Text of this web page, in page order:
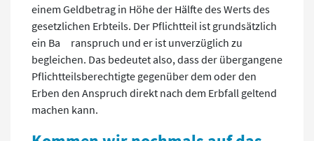
einem Geldbetrag in Höhe der Hälfte des Werts des
gesetzlichen Erbteils. Der Pflichtteil ist grundsätzlich
ein Ba ranspruch und er ist unverzüglich zu
begleichen. Das bedeutet also, dass der übergangene
Pflichtteilsberechtigte gegenüber dem oder den
Erben den Anspruch direkt nach dem Erbfall geltend
machen kann.